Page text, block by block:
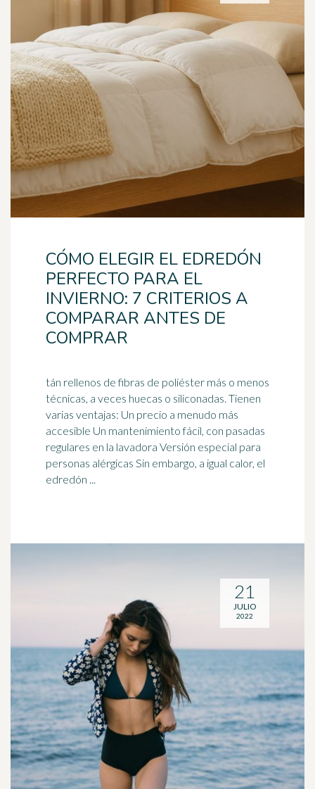
CÓMO ELEGIR EL EDREDÓN
PERFECTO PARA EL
INVIERNO: 7 CRITERIOS A
COMPARAR ANTES DE
COMPRAR
tán rellenos de fibras de poliéster más o menos
técnicas, a veces huecas o siliconadas. Tienen
varias ventajas: Un precio a menudo más
accesible Un mantenimiento fácil, con pasadas
regulares en la lavadora
personas alérgicas Sin embargo, a igual calor, el
edredón ...
21
JULIO
2022